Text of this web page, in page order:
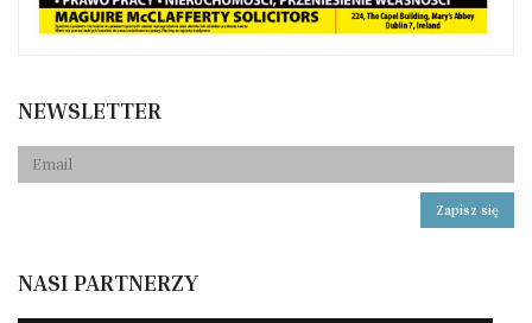
NEWSLETTER
Zapisz się
NASI PARTNERZY